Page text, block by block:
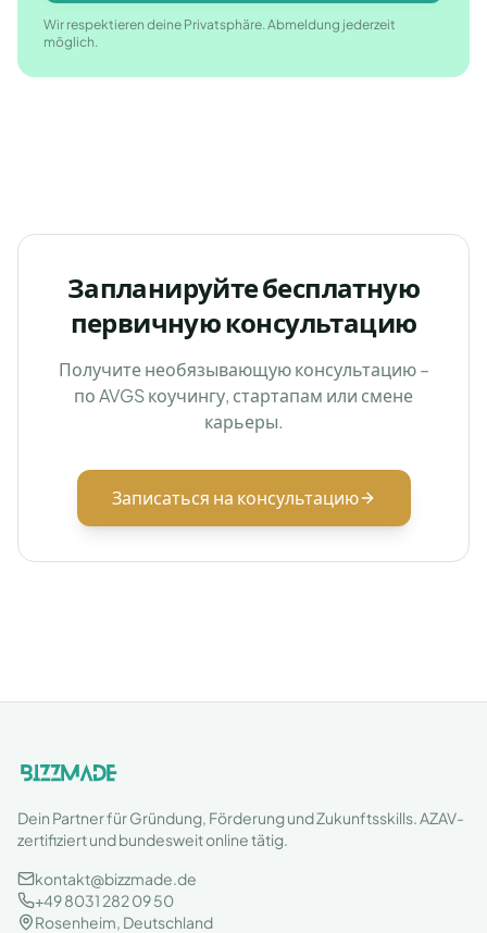
Wir respektieren deine Privatsphäre. Abmeldung jederzeit
möglich.
Запланируйте бесплатную
первичную консультацию
Получите необязывающую консультацию –
по AVGS коучингу, стартапам или смене
карьеры.
Записаться на консультацию
Dein Partner für Gründung, Förderung und Zukunftsskills. AZAV-
zertifiziert und bundesweit online tätig.
kontakt@bizzmade.de
+49 8031 282 09 50
Rosenheim, Deutschland